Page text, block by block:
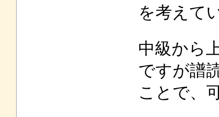
を考えて
中級から
ですが譜
ことで、